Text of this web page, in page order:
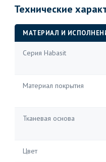
Технические
МАТЕРИАЛ И
Серия Habasit
Материал покрытия
Тканевая основа
Цвет